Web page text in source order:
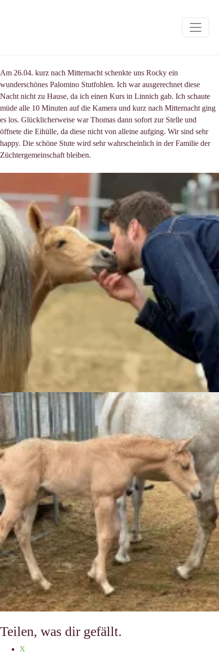
Am 26.04. kurz nach Mitternacht schenkte uns Rocky ein
wunderschönes Palomino Stutfohlen. Ich war ausgerechnet diese
Nacht nicht zu Hause, da ich einen Kurs in Linnich gab. Ich schaute
müde alle 10 Minuten auf die Kamera und kurz nach Mitternacht ging
es los. Glücklicherweise war Thomas dann sofort zur Stelle und
öffnete die Eihülle, da diese nicht von alleine aufging. Wir sind sehr
happy. Die schöne Stute wird sehr wahrscheinlich in der Familie der
Züchtergemeinschaft bleiben.
Teilen, was dir gefällt.
X